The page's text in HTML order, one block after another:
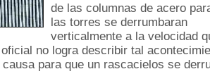
de las columnas de acero
las torres se derrumbaran
verticalmente a la velocidad
no logra describir tal
para que un rascacielos se